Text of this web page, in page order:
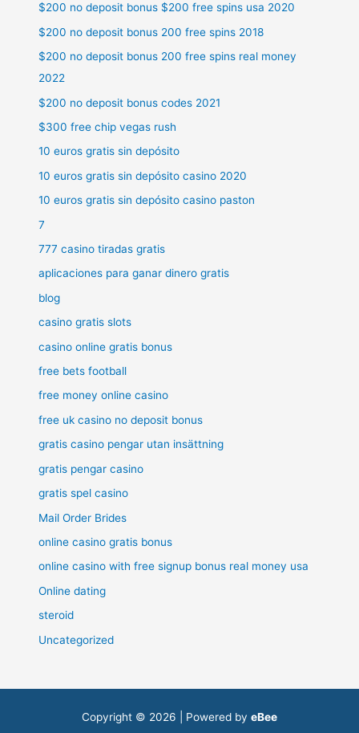
$200 no deposit bonus $200 free spins usa 2020
$200 no deposit bonus 200 free spins 2018
$200 no deposit bonus 200 free spins real money
2022
$200 no deposit bonus codes 2021
$300 free chip vegas rush
10 euros gratis sin depósito
10 euros gratis sin depósito casino 2020
10 euros gratis sin depósito casino paston
7
777 casino tiradas gratis
aplicaciones para ganar dinero gratis
blog
casino gratis slots
casino online gratis bonus
free bets football
free money online casino
free uk casino no deposit bonus
gratis casino pengar utan insättning
gratis pengar casino
gratis spel casino
Mail Order Brides
online casino gratis bonus
online casino with free signup bonus real money usa
Online dating
steroid
Uncategorized
Copyright © 2026 | Powered by eBee